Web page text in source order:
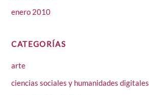
enero 2010
CATEGORÍAS
arte
ciencias sociales y humanidades digitales